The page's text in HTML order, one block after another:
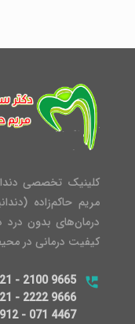
کلینیک تخصصی
مریم حاکم‌زاده
درمان‌های بدون درد
کیفیت درمانی در
- 2100 9665
- 2222 9666
- 071 4467